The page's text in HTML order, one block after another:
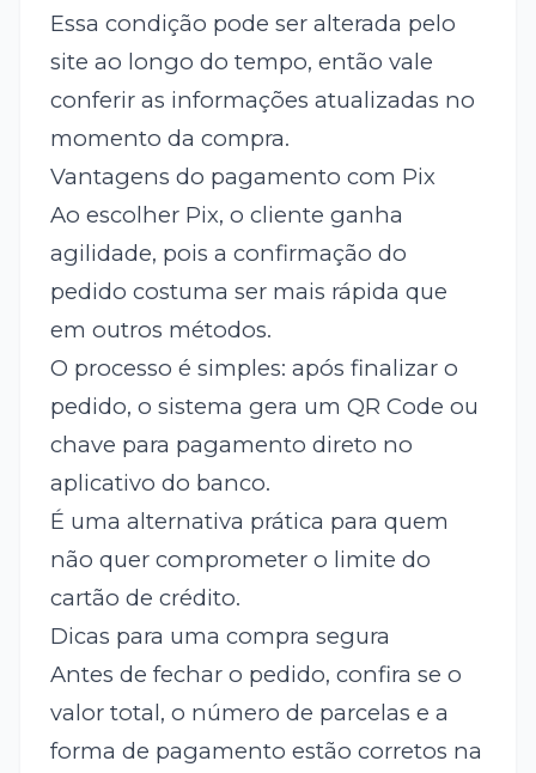
Essa condição pode ser alterada pelo
site ao longo do tempo, então vale
conferir as informações atualizadas no
momento da compra.
Vantagens do pagamento com Pix
Ao escolher Pix, o cliente ganha
agilidade, pois a confirmação do
pedido costuma ser mais rápida que
em outros métodos.
O processo é simples: após finalizar o
pedido, o sistema gera um QR Code ou
chave para pagamento direto no
aplicativo do banco.
É uma alternativa prática para quem
não quer comprometer o limite do
cartão de crédito.
Dicas para uma compra segura
Antes de fechar o pedido, confira se o
valor total, o número de parcelas e a
forma de pagamento estão corretos na